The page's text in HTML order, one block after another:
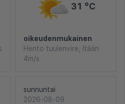
31 °C
oikeudenmukainen
Hento tuulenvire, Itään
4m/s
sunnuntai
2026-08-09